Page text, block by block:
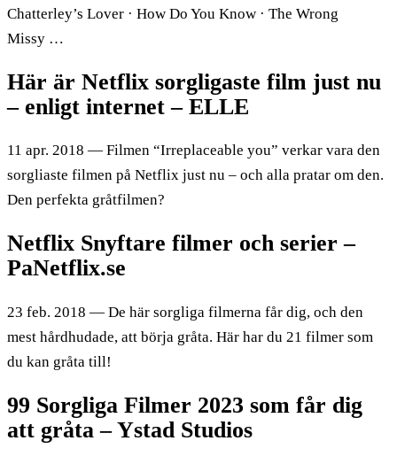
Chatterley’s Lover · How Do You Know · The Wrong
Missy …
Här är Netflix sorgligaste film just nu
– enligt internet – ELLE
11 apr. 2018 — Filmen “Irreplaceable you” verkar vara den
sorgliaste filmen på Netflix just nu – och alla pratar om den.
Den perfekta gråtfilmen?
Netflix Snyftare filmer och serier –
PaNetflix.se
23 feb. 2018 — De här sorgliga filmerna får dig, och den
mest hårdhudade, att börja gråta. Här har du 21 filmer som
du kan gråta till!
99 Sorgliga Filmer 2023 som får dig
att gråta – Ystad Studios